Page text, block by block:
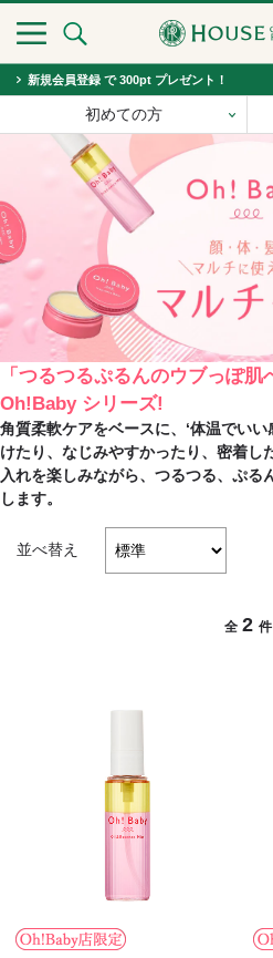
新規会員登録 で 300pt プレゼント！
初めての方
「つるつるぷるんのウブっぽ肌
Oh!Baby シリーズ!
角質柔軟ケアをベースに、‘体温でい
けたり、なじみやすかったり、密着
入れを楽しみながら、つるつる、ぷ
します。
並べ替え
全 2 件